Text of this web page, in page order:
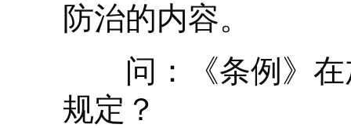
防治的内容。
问：《条例》在
规定？